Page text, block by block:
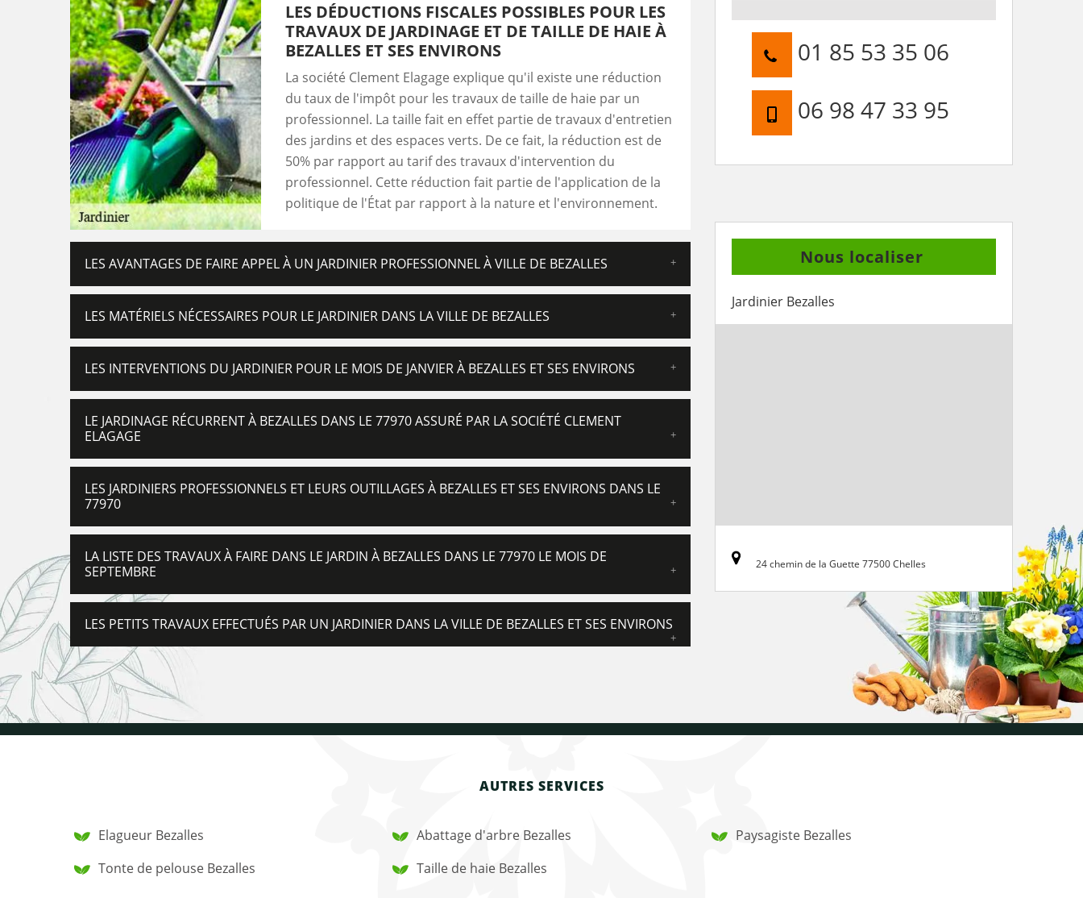
LES DÉDUCTIONS FISCALES POSSIBLES POUR LES
TRAVAUX DE JARDINAGE ET DE TAILLE DE HAIE À
BEZALLES ET SES ENVIRONS
La société Clement Elagage explique qu'il existe une réduction
du taux de l'impôt pour les travaux de taille de haie par un
professionnel. La taille fait en effet partie de travaux d'entretien
des jardins et des espaces verts. De ce fait, la réduction est de
50% par rapport au tarif des travaux d'intervention du
professionnel. Cette réduction fait partie de l'application de la
politique de l'État par rapport à la nature et l'environnement.
LES AVANTAGES DE FAIRE APPEL À UN JARDINIER PROFESSIONNEL À VILLE DE BEZALLES
LES MATÉRIELS NÉCESSAIRES POUR LE JARDINIER DANS LA VILLE DE BEZALLES
LES INTERVENTIONS DU JARDINIER POUR LE MOIS DE JANVIER À BEZALLES ET SES ENVIRONS
LE JARDINAGE RÉCURRENT À BEZALLES DANS LE 77970 ASSURÉ PAR LA SOCIÉTÉ CLEMENT
ELAGAGE
LES JARDINIERS PROFESSIONNELS ET LEURS OUTILLAGES À BEZALLES ET SES ENVIRONS DANS LE
77970
LA LISTE DES TRAVAUX À FAIRE DANS LE JARDIN À BEZALLES DANS LE 77970 LE MOIS DE
SEPTEMBRE
LES PETITS TRAVAUX EFFECTUÉS PAR UN JARDINIER DANS LA VILLE DE BEZALLES ET SES ENVIRONS
01 85 53 35 06
06 98 47 33 95
Nous localiser
Jardinier Bezalles
24 chemin de la Guette 77500 Chelles
AUTRES SERVICES
Elagueur Bezalles
Tonte de pelouse Bezalles
Abattage d'arbre Bezalles
Taille de haie Bezalles
Paysagiste Bezalles